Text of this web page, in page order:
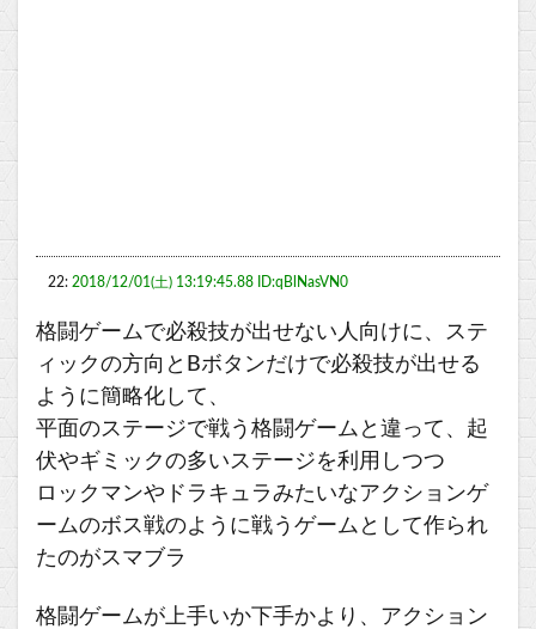
22: 2018/12/01(土) 13:19:45.88 ID:qBlNasVN0
格闘ゲームで必殺技が出せない人向けに、ステ
ィックの方向とBボタンだけで必殺技が出せる
ように簡略化して、
平面のステージで戦う格闘ゲームと違って、起
伏やギミックの多いステージを利用しつつ
ロックマンやドラキュラみたいなアクションゲ
ームのボス戦のように戦うゲームとして作られ
たのがスマブラ
格闘ゲームが上手いか下手かより、アクション